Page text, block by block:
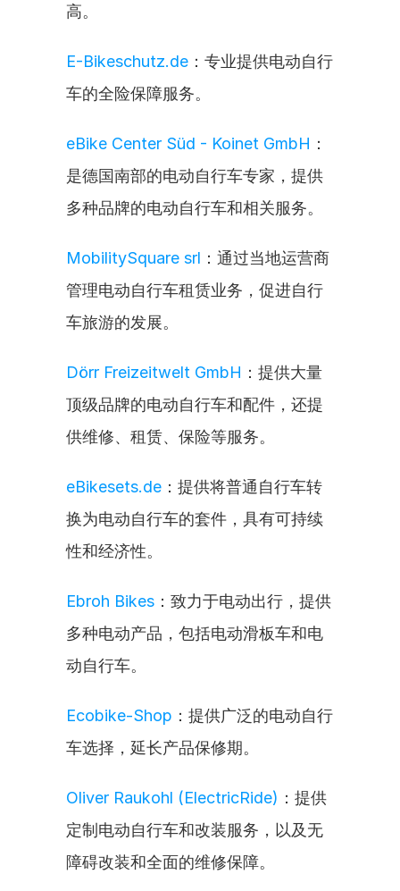
高。
E-Bikeschutz.de ：专业提供电动自行
车的全险保障服务。
eBike Center Süd - Koinet GmbH ：
是德国南部的电动自行车专家，提供
多种品牌的电动自行车和相关服务。
MobilitySquare srl ：通过当地运营商
管理电动自行车租赁业务，促进自行
车旅游的发展。
Dörr Freizeitwelt GmbH ：提供大量
顶级品牌的电动自行车和配件，还提
供维修、租赁、保险等服务。
eBikesets.de ：提供将普通自行车转
换为电动自行车的套件，具有可持续
性和经济性。
Ebroh Bikes ：致力于电动出行，提供
多种电动产品，包括电动滑板车和电
动自行车。
Ecobike-Shop ：提供广泛的电动自行
车选择，延长产品保修期。
Oliver Raukohl (ElectricRide) ：提供
定制电动自行车和改装服务，以及无
障碍改装和全面的维修保障。